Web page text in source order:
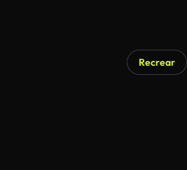
Recrear